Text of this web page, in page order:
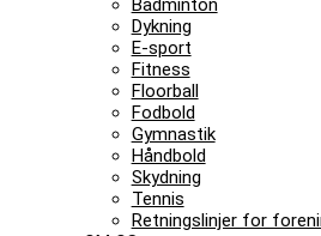
Badminton
Dykning
E-sport
Fitness
Floorball
Fodbold
Gymnastik
Håndbold
Skydning
Tennis
Retningslinjer for